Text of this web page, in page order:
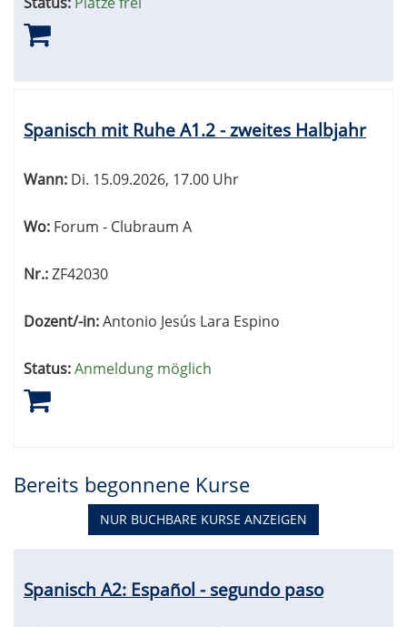
Spanisch mit Ruhe A1.2 - zweites Halbjahr
Wann: Di. 15.09.2026, 17.00 Uhr
Wo: Forum - Clubraum A
Nr.:ZF42030
Dozent/-in:Antonio Jesús Lara Espino
Status:Anmeldung möglich
Bereits begonnene Kurse
NUR BUCHBARE KURSE ANZEIGEN
Tabellenüberschriften
können
Spanisch A2: Español - segundo paso